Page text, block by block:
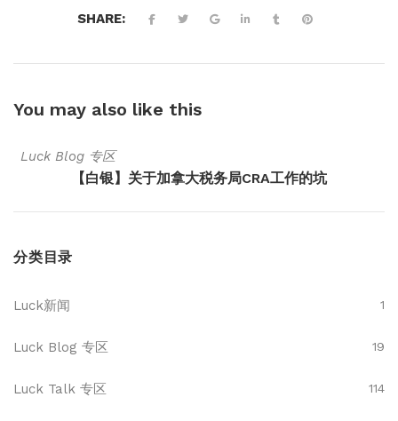
SHARE:
You may also like this
Luck Blog 专区
【白银】关于加拿大税务局CRA工作的坑
分类目录
Luck新闻 1
Luck Blog 专区 19
Luck Talk 专区 114